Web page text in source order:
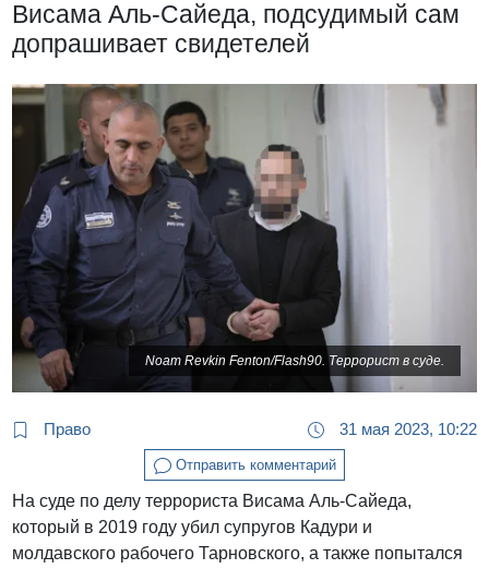
Висама Аль-Сайеда, подсудимый сам
допрашивает свидетелей
Noam Revkin Fenton/Flash90. Террорист в суде.
Право 31 мая 2023, 10:22
Отправить комментарий
На суде по делу террориста Висама Аль-Сайеда,
который в 2019 году убил супругов Кадури и
молдавского рабочего Тарновского, а также попытался